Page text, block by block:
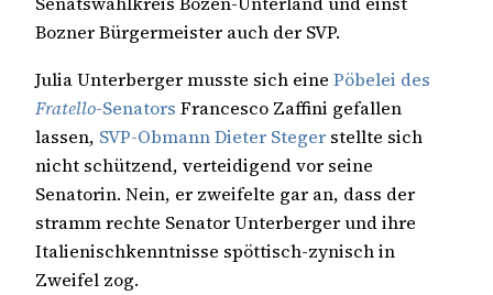
Bozner Bürgermeister auch der SVP.
Julia Unterberger musste sich eine Pöbelei des
Fratello-Senators Francesco Zaffini gefallen
lassen, SVP-Obmann Dieter Steger stellte sich
nicht schützend, verteidigend vor seine
Senatorin. Nein, er zweifelte gar an, dass der
stramm rechte Senator Unterberger und ihre
Italienischkenntnisse spöttisch-zynisch in
Zweifel zog.